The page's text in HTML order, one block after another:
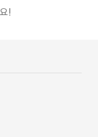
!